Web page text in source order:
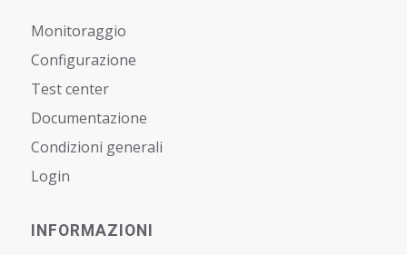
Monitoraggio
Configurazione
Test center
Documentazione
Condizioni generali
Login
INFORMAZIONI